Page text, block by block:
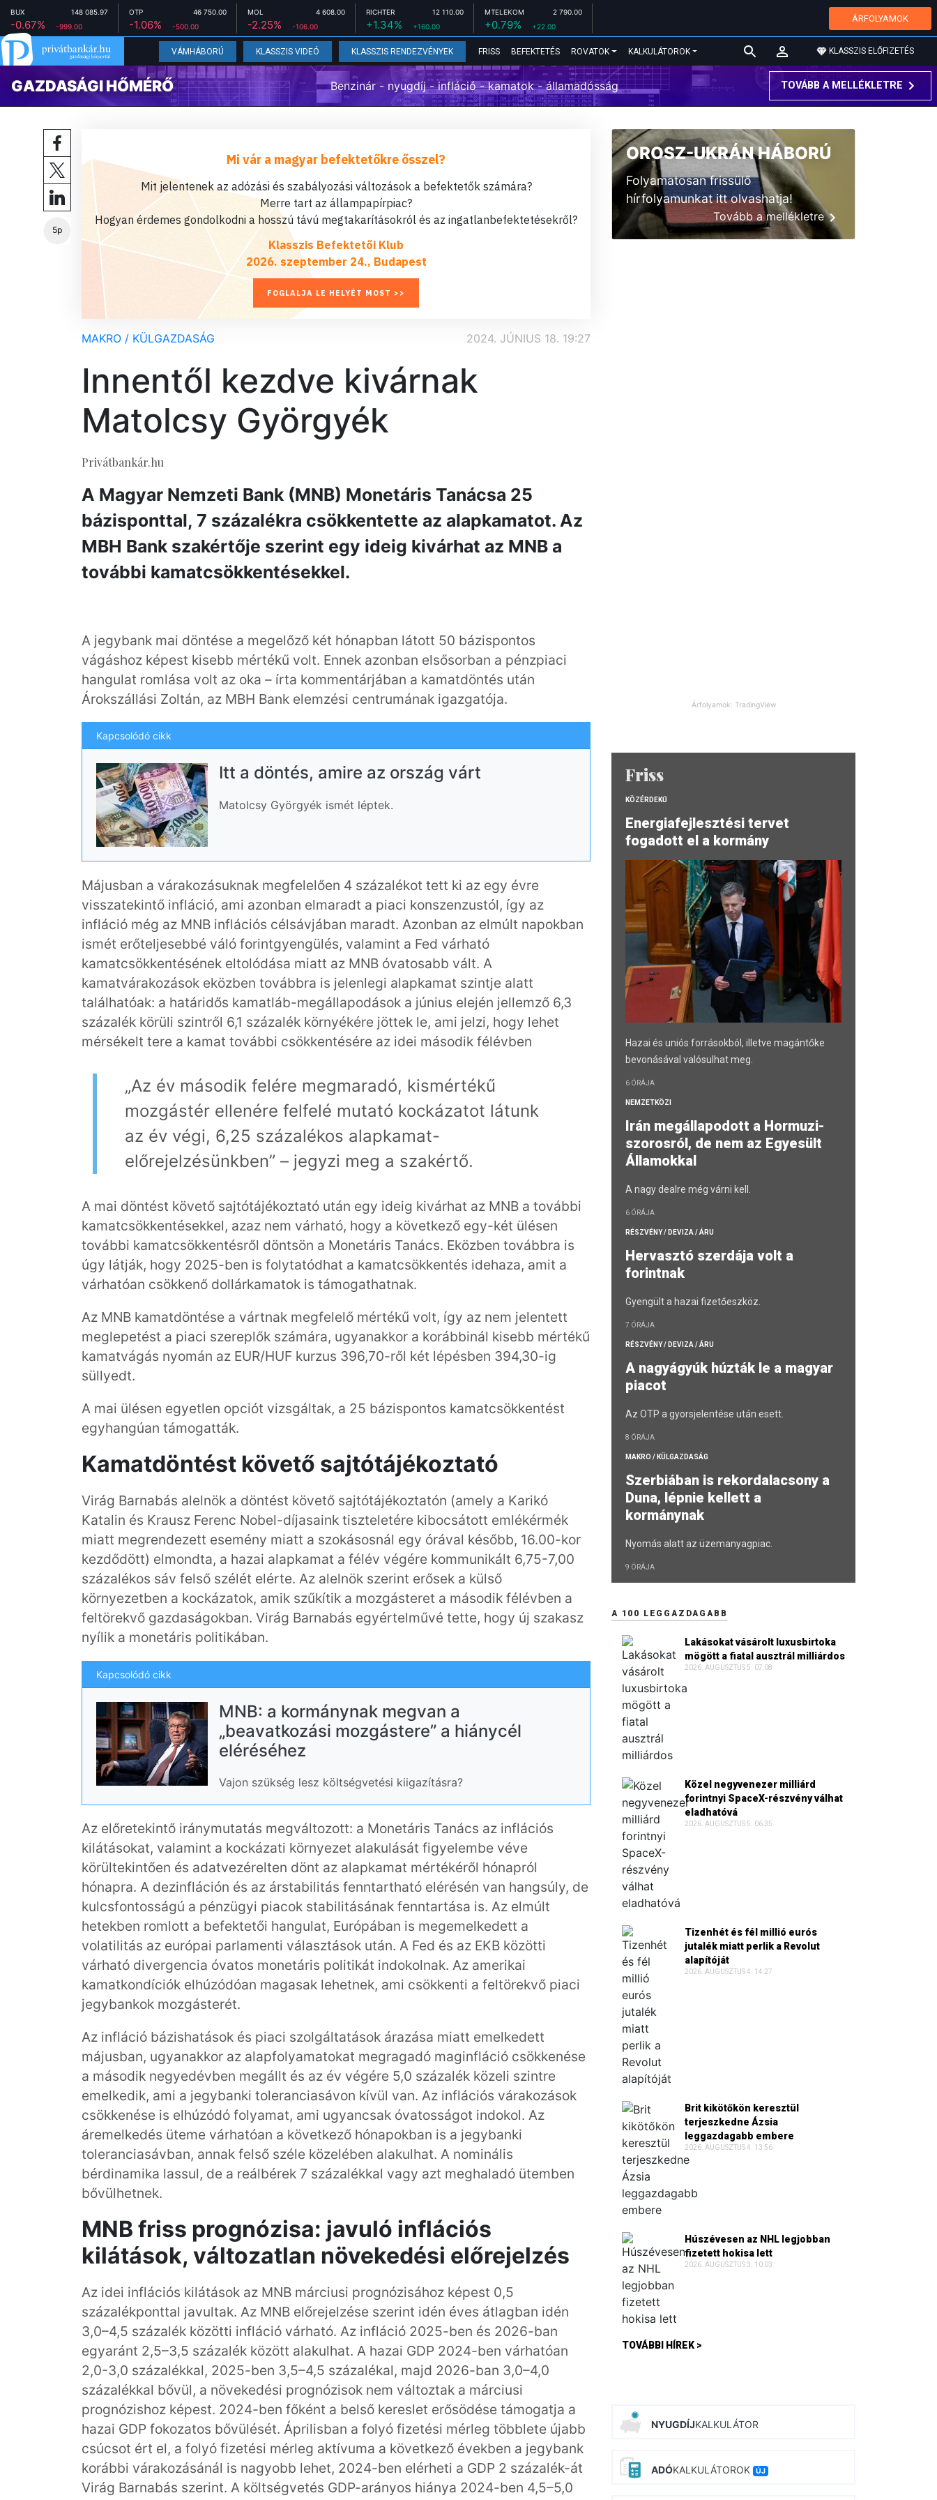
BUX 148 085.97
-0.67% -999.00
OTP 46 750.00
-1.06% -500.00
MOL 4 608.00
-2.25% -106.00
RICHTER 12 110.00
+1.34% +160.00
MTELEKOM 2 790.00
+0.79% +22.00
ÁRFOLYAMOK
VÁMHÁBORÚ KLASSZIS VIDEÓ KLASSZIS RENDEZVÉNYEK FRISS BEFEKTETÉS ROVATOK KALKULÁTOROK KLASSZIS ELŐFIZETÉS
GAZDASÁGI HŐMÉRŐ Benzinár - nyugdíj - infláció - kamatok - államadósság TOVÁBB A MELLÉKLETRE
5p
Mi vár a magyar befektetőkre ősszel?
Mit jelentenek az adózási és szabályozási változások a befektetők számára?
Merre tart az állampapírpiac?
Hogyan érdemes gondolkodni a hosszú távú megtakarításokról és az ingatlanbefektetésekről?
Klasszis Befektetői Klub
2026. szeptember 24., Budapest
FOGLALJA LE HELYÉT MOST >>
MAKRO / KÜLGAZDASÁG 2024. JÚNIUS 18. 19:27
Innentől kezdve kivárnak
Matolcsy Györgyék
Privátbankár.hu
A Magyar Nemzeti Bank (MNB) Monetáris Tanácsa 25
bázisponttal, 7 százalékra csökkentette az alapkamatot. Az
MBH Bank szakértője szerint egy ideig kivárhat az MNB a
további kamatcsökkentésekkel.
A jegybank mai döntése a megelőző két hónapban látott 50 bázispontos
vágáshoz képest kisebb mértékű volt. Ennek azonban elsősorban a pénzpiaci
hangulat romlása volt az oka – írta kommentárjában a kamatdöntés után
Árokszállási Zoltán, az MBH Bank elemzési centrumának igazgatója.
Kapcsolódó cikk
Itt a döntés, amire az ország várt
Matolcsy Györgyék ismét léptek.
Májusban a várakozásuknak megfelelően 4 százalékot tett ki az egy évre
visszatekintő infláció, ami azonban elmaradt a piaci konszenzustól, így az
infláció még az MNB inflációs célsávjában maradt. Azonban az elmúlt napokban
ismét erőteljesebbé váló forintgyengülés, valamint a Fed várható
kamatcsökkentésének eltolódása miatt az MNB óvatosabb vált. A
kamatvárakozások eközben továbbra is jelenlegi alapkamat szintje alatt
találhatóak: a határidős kamatláb-megállapodások a június elején jellemző 6,3
százalék körüli szintről 6,1 százalék környékére jöttek le, ami jelzi, hogy lehet
mérsékelt tere a kamat további csökkentésére az idei második félévben
„Az év második felére megmaradó, kismértékű
mozgástér ellenére felfelé mutató kockázatot látunk
az év végi, 6,25 százalékos alapkamat-
előrejelzésünkben” – jegyzi meg a szakértő.
A mai döntést követő sajtótájékoztató után egy ideig kivárhat az MNB a további
kamatcsökkentésekkel, azaz nem várható, hogy a következő egy-két ülésen
további kamatcsökkentésről döntsön a Monetáris Tanács. Eközben továbbra is
úgy látják, hogy 2025-ben is folytatódhat a kamatcsökkentés idehaza, amit a
várhatóan csökkenő dollárkamatok is támogathatnak.
Az MNB kamatdöntése a vártnak megfelelő mértékű volt, így az nem jelentett
meglepetést a piaci szereplők számára, ugyanakkor a korábbinál kisebb mértékű
kamatvágás nyomán az EUR/HUF kurzus 396,70-ről két lépésben 394,30-ig
süllyedt.
A mai ülésen egyetlen opciót vizsgáltak, a 25 bázispontos kamatcsökkentést
egyhangúan támogatták.
Kamatdöntést követő sajtótájékoztató
Virág Barnabás alelnök a döntést követő sajtótájékoztatón (amely a Karikó
Katalin és Krausz Ferenc Nobel-díjasaink tiszteletére kibocsátott emlékérmék
miatt megrendezett esemény miatt a szokásosnál egy órával később, 16.00-kor
kezdődött) elmondta, a hazai alapkamat a félév végére kommunikált 6,75-7,00
százalékos sáv felső szélét elérte. Az alelnök szerint erősek a külső
környezetben a kockázatok, amik szűkítik a mozgásteret a második félévben a
feltörekvő gazdaságokban. Virág Barnabás egyértelművé tette, hogy új szakasz
nyílik a monetáris politikában.
Kapcsolódó cikk
MNB: a kormánynak megvan a
„beavatkozási mozgástere” a hiánycél
eléréséhez
Vajon szükség lesz költségvetési kiigazításra?
Az előretekintő iránymutatás megváltozott: a Monetáris Tanács az inflációs
kilátásokat, valamint a kockázati környezet alakulását figyelembe véve
körültekintően és adatvezérelten dönt az alapkamat mértékéről hónapról
hónapra. A dezinfláción és az árstabilitás fenntartható elérésén van hangsúly, de
kulcsfontosságú a pénzügyi piacok stabilitásának fenntartása is. Az elmúlt
hetekben romlott a befektetői hangulat, Európában is megemelkedett a
volatilitás az európai parlamenti választások után. A Fed és az EKB közötti
várható divergencia óvatos monetáris politikát indokolnak. Az amerikai
kamatkondíciók elhúzódóan magasak lehetnek, ami csökkenti a feltörekvő piaci
jegybankok mozgásterét.
Az infláció bázishatások és piaci szolgáltatások árazása miatt emelkedett
májusban, ugyanakkor az alapfolyamatokat megragadó maginfláció csökkenése
a második negyedévben megállt és az év végére 5,0 százalék közeli szintre
emelkedik, ami a jegybanki toleranciasávon kívül van. Az inflációs várakozások
csökkenése is elhúzódó folyamat, ami ugyancsak óvatosságot indokol. Az
áremelkedés üteme várhatóan a következő hónapokban is a jegybanki
toleranciasávban, annak felső széle közelében alakulhat. A nominális
bérdinamika lassul, de a reálbérek 7 százalékkal vagy azt meghaladó ütemben
bővülhetnek.
MNB friss prognózisa: javuló inflációs
kilátások, változatlan növekedési előrejelzés
Az idei inflációs kilátások az MNB márciusi prognózisához képest 0,5
százalékponttal javultak. Az MNB előrejelzése szerint idén éves átlagban idén
3,0–4,5 százalék közötti infláció várható. Az infláció 2025-ben és 2026-ban
egyaránt 2,5–3,5 százalék között alakulhat. A hazai GDP 2024-ben várhatóan
2,0-3,0 százalékkal, 2025-ben 3,5–4,5 százalékal, majd 2026-ban 3,0–4,0
százalékkal bővül, a növekedési prognózisok nem változtak a márciusi
prognózishoz képest. 2024-ben főként a belső kereslet erősödése támogatja a
hazai GDP fokozatos bővülését. Áprilisban a folyó fizetési mérleg többlete újabb
csúcsot ért el, a folyó fizetési mérleg aktívuma a következő években a jegybank
korábbi várakozásánál is nagyobb lehet, 2024-ben elérheti a GDP 2 százalék-át
Virág Barnabás szerint. A költségvetés GDP-arányos hiánya 2024-ben 4,5–5,0
OROSZ-UKRÁN HÁBORÚ
Folyamatosan frissülő
hírfolyamunkat itt olvashatja!
Tovább a mellékletre
Árfolyamok: TradingView
Friss
KÖZÉRDEKŰ
Energiafejlesztési tervet
fogadott el a kormány
Hazai és uniós forrásokból, illetve magántőke
bevonásával valósulhat meg.
6 ÓRÁJA
NEMZETKÖZI
Irán megállapodott a Hormuzi-
szorosról, de nem az Egyesült
Államokkal
A nagy dealre még várni kell.
6 ÓRÁJA
RÉSZVÉNY / DEVIZA / ÁRU
Hervasztó szerdája volt a
forintnak
Gyengült a hazai fizetőeszköz.
7 ÓRÁJA
RÉSZVÉNY / DEVIZA / ÁRU
A nagyágyúk húzták le a magyar
piacot
Az OTP a gyorsjelentése után esett.
8 ÓRÁJA
MAKRO / KÜLGAZDASÁG
Szerbiában is rekordalacsony a
Duna, lépnie kellett a
kormánynak
Nyomás alatt az üzemanyagpiac.
9 ÓRÁJA
A 100 LEGGAZDAGABB
Lakásokat vásárolt luxusbirtoka
mögött a fiatal ausztrál milliárdos
2026. AUGUSZTUS 5. 07:08
Közel negyvenezer milliárd
forintnyi SpaceX-részvény válhat
eladhatóvá
2026. AUGUSZTUS 5. 06:35
Tizenhét és fél millió eurós
jutalék miatt perlik a Revolut
alapítóját
2026. AUGUSZTUS 4. 14:27
Brit kikötőkön keresztül
terjeszkedne Ázsia
leggazdagabb embere
2026. AUGUSZTUS 4. 13:56
Húszévesen az NHL legjobban
fizetett hokisa lett
2026. AUGUSZTUS 3. 10:03
TOVÁBBI HÍREK >
NYUGDÍJKALKULÁTOR
ADÓKALKULÁTOROK ÚJ